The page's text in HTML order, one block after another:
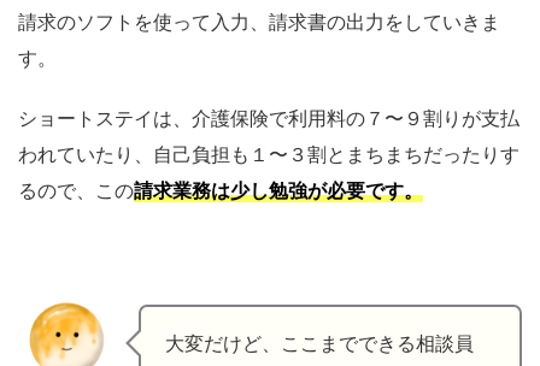
請求のソフトを使って入力、請求書の出力をしていきま
す。
ショートステイは、介護保険で利用料の７〜９割りが支払
われていたり、自己負担も１〜３割とまちまちだったりす
るので、この請求業務は少し勉強が必要です。
大変だけど、ここまでできる相談員